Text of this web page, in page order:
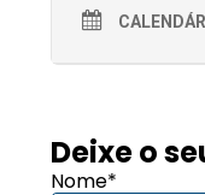
Deixe o
Nome*